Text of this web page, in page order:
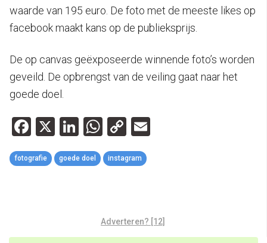
waarde van 195 euro. De foto met de meeste likes op
facebook maakt kans op de publieksprijs.
De op canvas geëxposeerde winnende foto’s worden
geveild. De opbrengst van de veiling gaat naar het
goede doel.
Facebook
X LinkedIn
WhatsApp
Copy
Link
fotografie goede doel instagram
Adverteren? [12]